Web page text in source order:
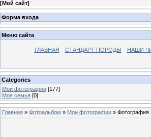
[Мой сайт]
Форма входа
Меню сайта
ГЛАВНАЯ СТАНДАРТ ПОРОДЫ НАШИ
Categories
Мои фотографии [177]
Моя семья [0]
Главная » Фотоальбом » Мои фотографии » Фотография